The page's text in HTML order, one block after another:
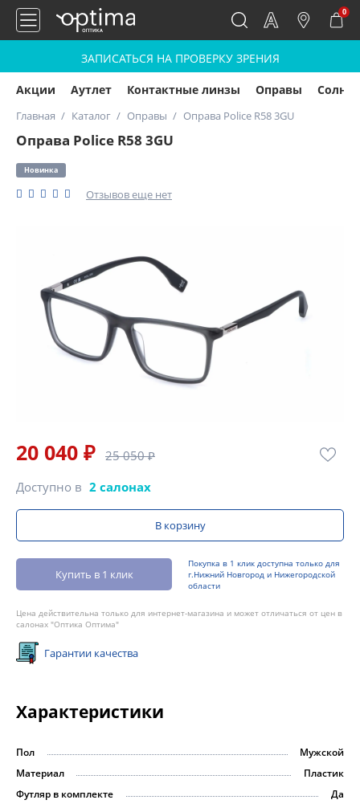
0
ЗАПИСАТЬСЯ НА ПРОВЕРКУ ЗРЕНИЯ
Акции Аутлет Контактные линзы Оправы
Главная Каталог Оправы Оправа Police R58 3GU
Оправа Police R58 3GU
Новинка
Отзывов еще нет
20 040 ₽ 25 050 ₽
Доступно в 2 салонах
В корзину
Купить в 1 клик
Покупка в 1 клик доступна только для
г.Нижний Новгород и Нижегородской
области
Цена действительна только для интернет-магазина и может отличаться от цен в
салонах "Оптика Оптима"
Гарантии качества
Характеристики
Пол
Мужской
Материал
Пластик
Футляр в комплекте
Да